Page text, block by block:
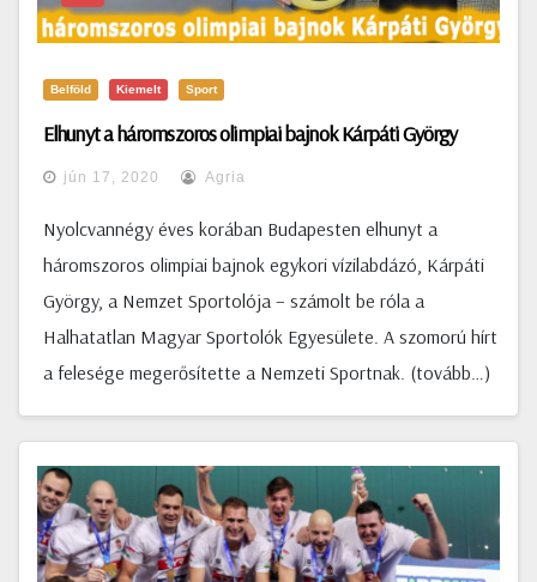
Belföld Kiemelt Sport
Elhunyt a háromszoros olimpiai bajnok Kárpáti György
jún 17, 2020 Agria
Nyolcvannégy éves korában Budapesten elhunyt a
háromszoros olimpiai bajnok egykori vízilabdázó, Kárpáti
György, a Nemzet Sportolója – számolt be róla a
Halhatatlan Magyar Sportolók Egyesülete. A szomorú hírt
a felesége megerősítette a Nemzeti Sportnak. (tovább…)